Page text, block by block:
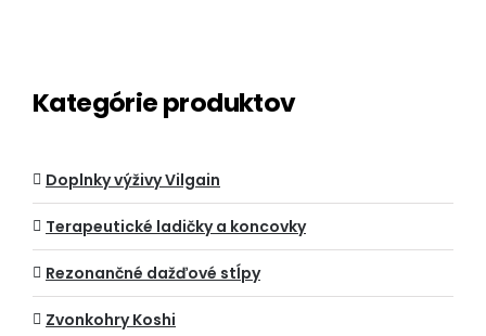
Kategórie produktov
Doplnky výživy Vilgain
Terapeutické ladičky a koncovky
Rezonančné dažďové stĺpy
Zvonkohry Koshi